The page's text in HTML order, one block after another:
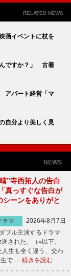
RELATED NEWS
画イベントに杖を
ですか？」 古着
アパート経営「マ
自分より美しく見
NEWS
”寺西拓人の告白
真っすぐな告白が
シーンをありがと
ラマ
2026年8月7日
ブル主演するドラマ
された。（※以下、
生も全く違う、交わ
で … 続きを読む